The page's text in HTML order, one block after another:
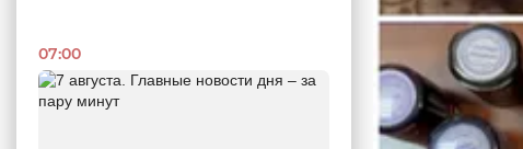
07:00